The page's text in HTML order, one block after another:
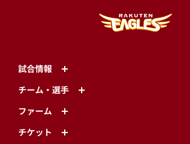
試合情報
チーム・選手
ファーム
チケット